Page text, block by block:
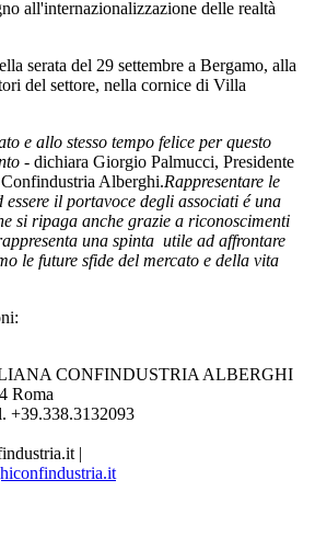
all'internazionalizzazione delle realtà
serata del 29 settembre a Bergamo, alla
del settore, nella cornice di Villa
e allo stesso tempo felice per questo
- dichiara Giorgio Palmucci, Presidente
Alberghi.Rappresentare le
essere il portavoce degli associati é una
si ripaga anche grazie a riconoscimenti
una spinta utile ad affrontare
le future sfide del mercato e della vita
CONFINDUSTRIA ALBERGHI
Roma
+39.338.3132093
|